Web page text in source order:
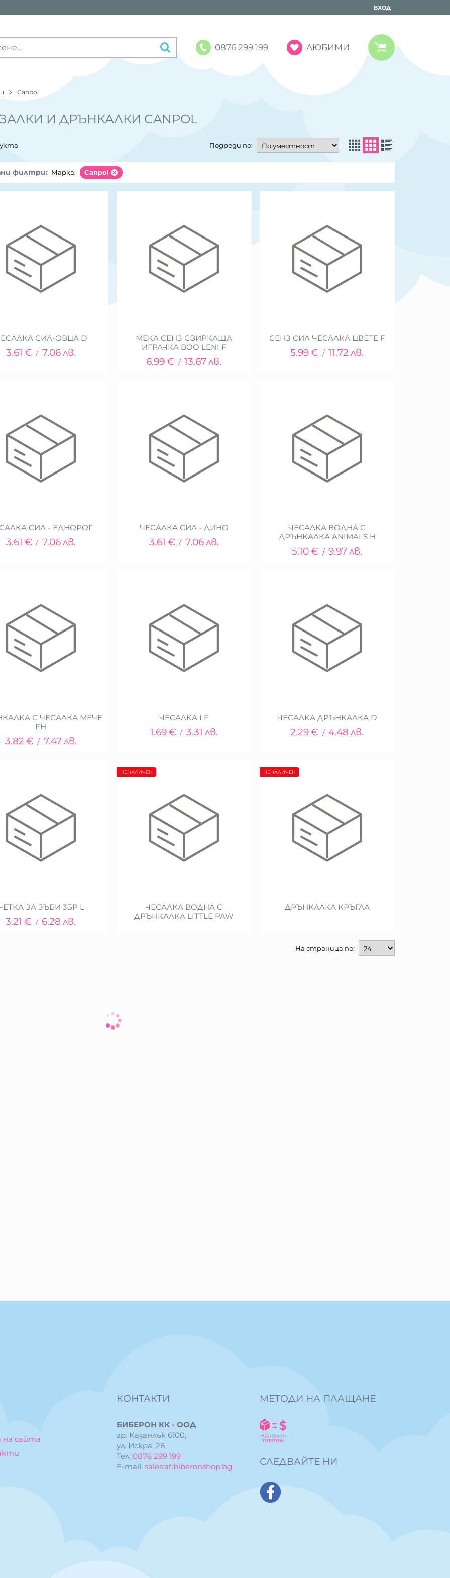
ВХОД
0876 299 199 ЛЮБИМИ
Canpol
И ДРЪНКАЛКИ CANPOL
Подреди по:
филтри: Марка: Canpol
СИЛ-ОВЦА D
3.61 € / 7.06лв.
МЕКА СЕНЗ СВИРКАЩА
ИГРАЧКА BOO LENI F
6.99€ / 13.67лв.
СЕНЗ СИЛ ЧЕСАЛКА ЦВЕТЕ F
5.99€ / 11.72 лв.
СИЛ - ЕДНОРОГ
3.61 € / 7.06лв.
ЧЕСАЛКА СИЛ - ДИНО
3.61 € / 7.06лв.
ЧЕСАЛКА ВОДНА С
ДРЪНКАЛКА ANIMALS H
5.10€ / 9.97лв.
С ЧЕСАЛКА МЕЧЕ
FH
3.82 € / 7.47лв.
ЧЕСАЛКА LF
1.69€ / 3.31 лв.
ЧЕСАЛКА ДРЪНКАЛКА D
2.29€ / 4.48 лв.
ЗА ЗЪБИ 3БР L
3.21 € / 6.28 лв.
ЧЕСАЛКА ВОДНА С
ДРЪНКАЛКА LITTLE PAW
НЕНАЛИЧЕН
ДРЪНКАЛКА КРЪГЛА
НЕНАЛИЧЕН
На страница по:
сайта
КОНТАКТИ
БИБЕРОН КК - ООД
гр. Казанлък 6100,
ул. Искра, 26
Тел:0876 299 199
E-mail:sales:at:biberonshop.bg
МЕТОДИ НА ПЛАЩАНЕ
СЛЕДВАЙТЕ НИ